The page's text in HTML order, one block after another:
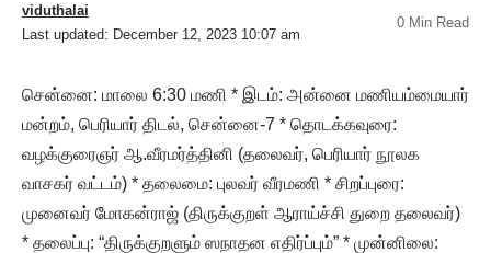
Last updated: December 12, 2023 10:07 am
viduthalai
0 Min Read
சென்னை: மாலை 6:30 மணி * இடம்: அன்னை மணியம்மையார்
மன்றம், பெரியார் திடல், சென்னை-7 * தொடக்கவுரை:
வழக்குரைஞர் ஆ.வீரமர்த்தினி (தலைவர், பெரியார் நூலக
வாசகர் வட்டம்) * தலைமை: புலவர் வீரமணி * சிறப்புரை:
முனைவர் மோகன்ராஜ் (திருக்குறள் ஆராய்ச்சி துறை தலைவர்)
* தலைப்பு: “திருக்குறளும் ஸநாதன எதிர்ப்பும்” * முன்னிலை: